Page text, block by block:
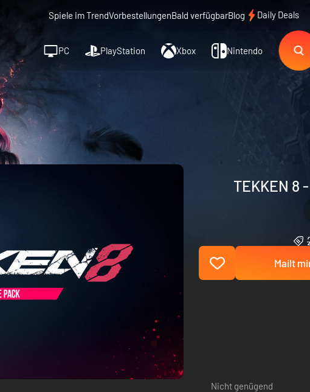
Spiele im TrendVorbestellungenBald verfügbarBlog Daily Deals
PC PlayStation Xbox Nintendo
TEKKEN 8
Mailt
Nicht genügend